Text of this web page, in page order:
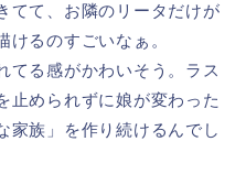
てて、お隣のリータだけが
るのすごいなぁ。
てる感がかわいそう。ラス
止められずに娘が変わった
家族」を作り続けるんでし